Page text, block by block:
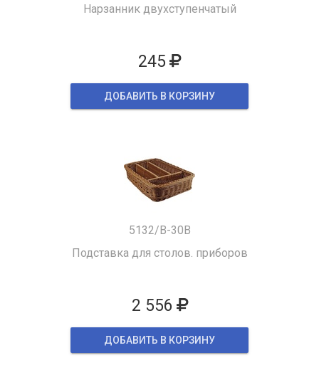
Нарзанник двухступенчатый
245
ДОБАВИТЬ В КОРЗИНУ
5132/B-30B
Подставка для столов. приборов
2 556
ДОБАВИТЬ В КОРЗИНУ